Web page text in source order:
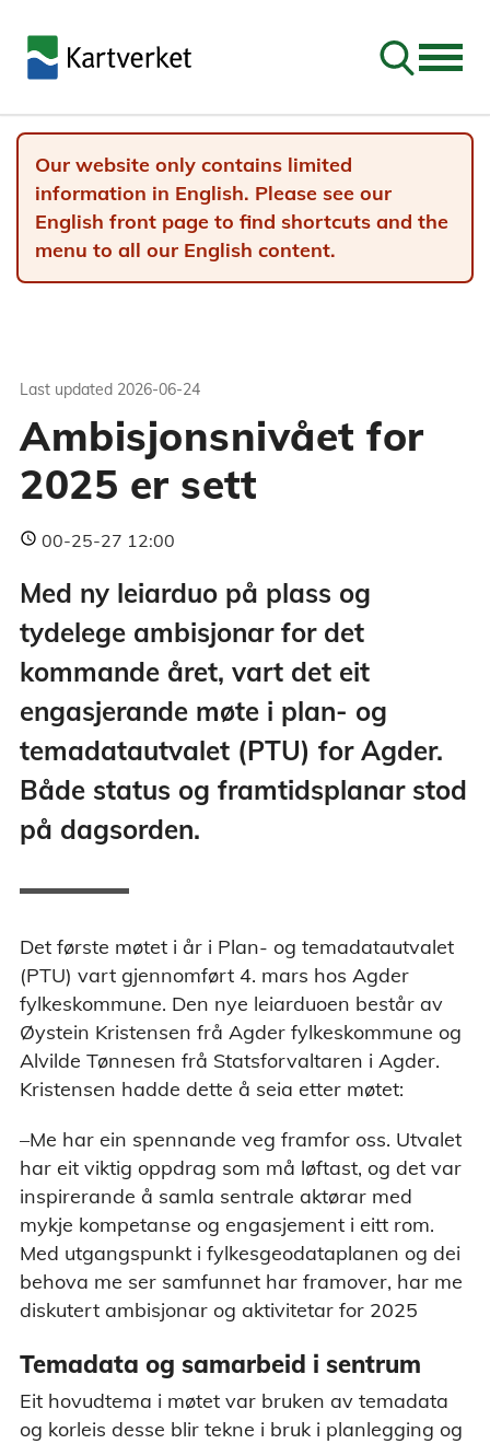
Go to
Our website only contains limited
information in English. Please see our
English front page to find shortcuts and the
menu to all our English content.
Last updated 2026-06-24
Ambisjonsnivået for
2025 er sett
00-25-27 12:00
Med ny leiarduo på plass og
tydelege ambisjonar for det
kommande året, vart det eit
engasjerande møte i plan- og
temadatautvalet (PTU) for Agder.
Både status og framtidsplanar stod
på dagsorden.
Det første møtet i år i Plan- og temadatautvalet
(PTU) vart gjennomført 4. mars hos Agder
fylkeskommune. Den nye leiarduoen består av
Øystein Kristensen frå Agder fylkeskommune og
Alvilde Tønnesen frå Statsforvaltaren i Agder.
Kristensen hadde dette å seia etter møtet:
–Me har ein spennande veg framfor oss. Utvalet
har eit viktig oppdrag som må løftast, og det var
inspirerande å samla sentrale aktørar med
mykje kompetanse og engasjement i eitt rom.
Med utgangspunkt i fylkesgeodataplanen og dei
behova me ser samfunnet har framover, har me
diskutert ambisjonar og aktivitetar for 2025
Temadata og samarbeid i sentrum
Eit hovudtema i møtet var bruken av temadata
og korleis desse blir tekne i bruk i planlegging og